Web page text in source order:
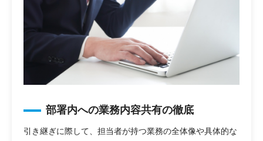
部署内への業務内容共有の徹底
引き継ぎに際して、担当者が持つ業務の全体像や具体的な